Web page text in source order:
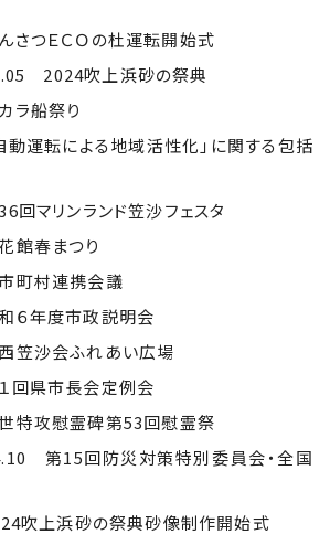
つＥＣＯの杜運転開始式
2024吹上浜砂の祭典
ラ船祭り
運転による地域活性化」に関する包括
マリンランド笠沙フェスタ
館春まつり
町村連携会議
６年度市政説明会
笠沙会ふれあい広場
回県市長会定例会
特攻慰霊碑第53回慰霊祭
第15回防災対策特別委員会・全国
吹上浜砂の祭典砂像制作開始式